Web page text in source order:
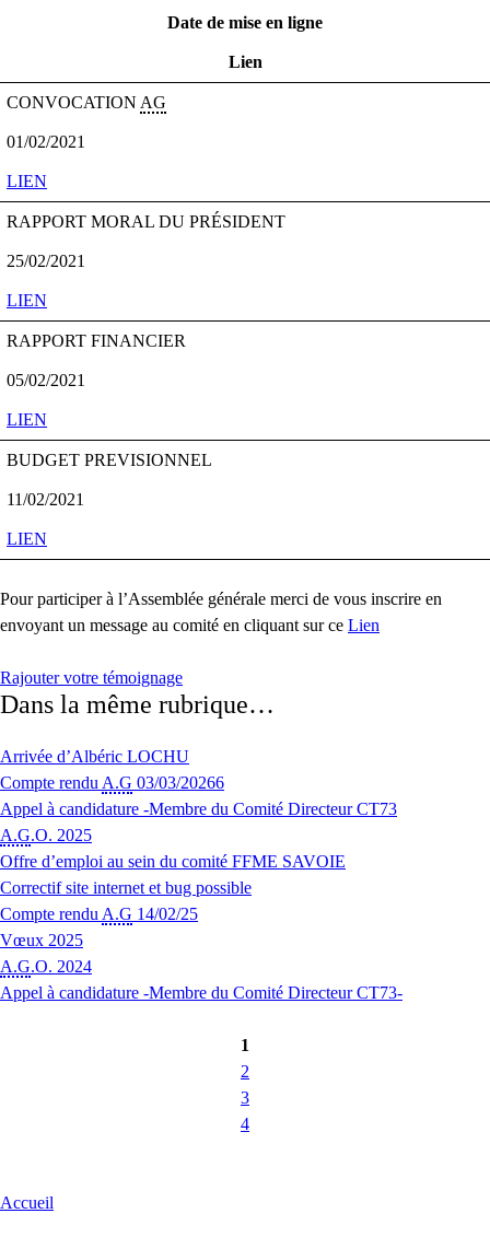
Date de mise en ligne
Lien
CONVOCATION AG
01/02/2021
LIEN
RAPPORT MORAL DU PRÉSIDENT
25/02/2021
LIEN
RAPPORT FINANCIER
05/02/2021
LIEN
BUDGET PREVISIONNEL
11/02/2021
LIEN
Pour participer à l’Assemblée générale merci de vous inscrire en
envoyant un message au comité en cliquant sur ce Lien
Rajouter votre témoignage
Dans la même rubrique…
Arrivée d’Albéric LOCHU
Compte rendu A.G 03/03/20266
Appel à candidature -Membre du Comité Directeur CT73
A.G.O. 2025
Offre d’emploi au sein du comité FFME SAVOIE
Correctif site internet et bug possible
Compte rendu A.G 14/02/25
Vœux 2025
A.G.O. 2024
Appel à candidature -Membre du Comité Directeur CT73-
1
2
3
4
Accueil